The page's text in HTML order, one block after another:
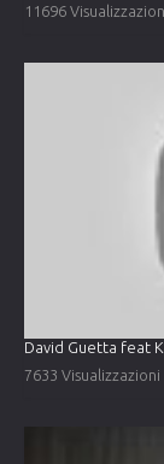
11696
David Guetta feat
7633 Visualizzazioni